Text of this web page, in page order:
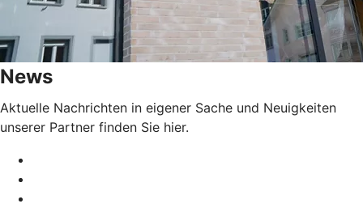
News
Aktuelle Nachrichten in eigener Sache und Neuigkeiten
unserer Partner finden Sie hier.